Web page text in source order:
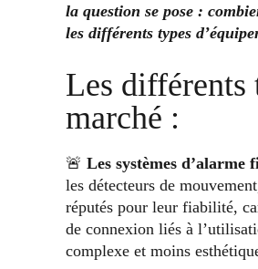
la question se pose :
les différents types
Les différents
marché :
🚨 Les systèmes d’alarme
les détecteurs de
réputés pour leur fiabilité,
de connexion liés à
complexe et moins